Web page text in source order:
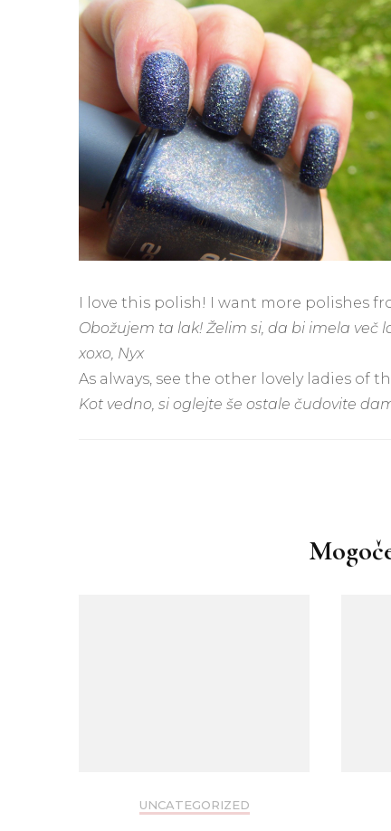
I love this polish! I want more polishes
Obožujem ta lak! Želim si, da bi imela več
xoxo, Nyx
As always, see the other lovely ladies of
Kot vedno, si oglejte še ostale čudovite
UNCATEGORIZED